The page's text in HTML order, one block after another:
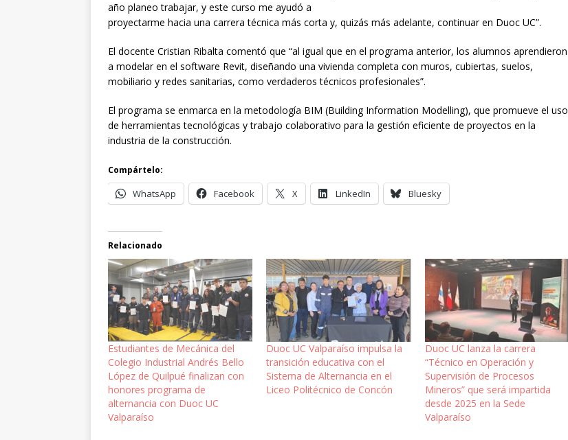
año planeo trabajar, y este curso me ayudó a
proyectarme hacia una carrera técnica más corta y, quizás más adelante, continuar en Duoc UC”.
El docente Cristian Ribalta comentó que “al igual que en el programa anterior, los alumnos aprendieron
a modelar en el software Revit, diseñando una vivienda completa con muros, cubiertas, suelos,
mobiliario y redes sanitarias, como verdaderos técnicos profesionales”.
El programa se enmarca en la metodología BIM (Building Information Modelling), que promueve el uso
de herramientas tecnológicas y trabajo colaborativo para la gestión eficiente de proyectos en la
industria de la construcción.
Compártelo:
WhatsApp Facebook X LinkedIn Bluesky
Relacionado
Estudiantes de Mecánica del
Colegio Industrial Andrés Bello
López de Quilpué finalizan con
honores programa de
alternancia con Duoc UC
Valparaíso
Duoc UC Valparaíso impulsa la
transición educativa con el
Sistema de Alternancia en el
Liceo Politécnico de Concón
Duoc UC lanza la carrera
“Técnico en Operación y
Supervisión de Procesos
Mineros” que será impartida
desde 2025 en la Sede
Valparaíso